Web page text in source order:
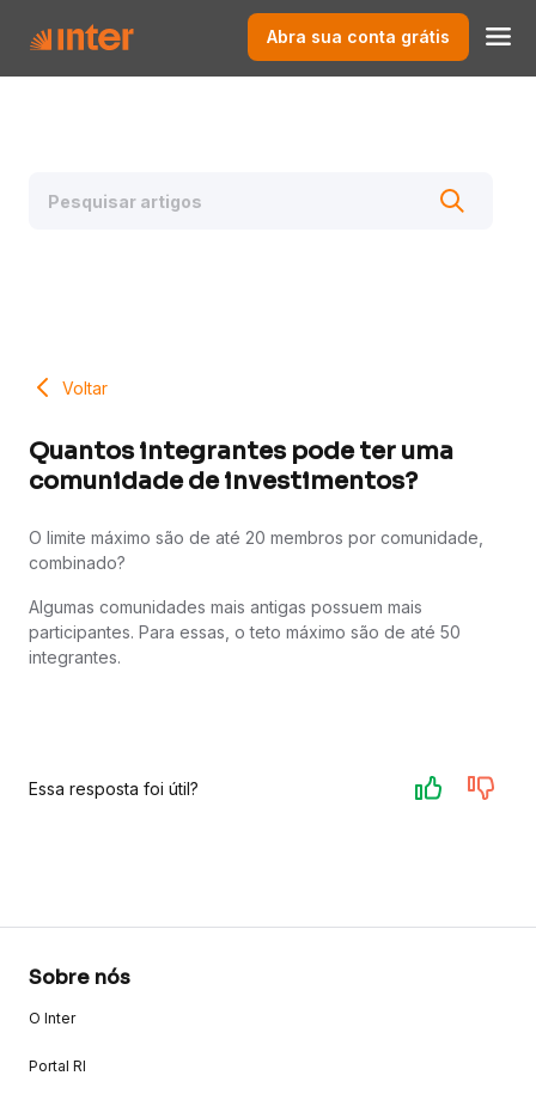
Abra sua conta grátis
Voltar
Quantos integrantes pode ter uma
comunidade de investimentos?
O limite máximo são de até 20 membros por comunidade,
combinado?
Algumas comunidades mais antigas possuem mais
participantes. Para essas, o teto máximo são de até 50
integrantes.
Essa resposta foi útil?
Sobre nós
O Inter
Portal RI